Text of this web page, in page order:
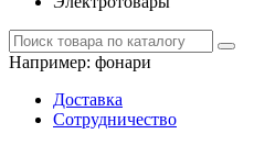
Например: фонари
Доставка
Сотрудничество